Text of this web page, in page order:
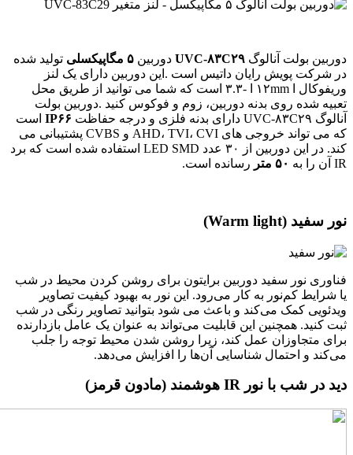
دوربین بولت آنالوگ UVC-۸۳C۲۹ دوربین ۵ مگاپیکسلی
تولید شده
در شرکت پویش رایان داتیس است .این دوربین دارای یک لنز
وریفوکال ا ۱۲mm ا -۳.۳ است که شما می توانید از طریق محل
تعبیه شده روی بدنه دوربین، زوم و فوکوس کنید .دوربین بولت
آنالوگ UVC-۸۳C۲۹ دارای بدنه فلزی و درجه حفاظت
IP۶۶ است
که می تواند خروجی های AHD، TVI، CVI و CVBS پشتیبانی می
کند. در این دوربین از ۳۰ عدد LED SMD استفاده شده است که برد
IR آن را به
۵۰ متر رسانده است.
نور سفید (Warm light)
فناوری نور سفید دوربین برایتون برای روشن کردن محیط در شب
یا شرایط کم‌نور به کار می‌رود. این نور به بهبود کیفیت تصاویر
ویدئویی کمک می‌کند و باعث می شود بتوانید تصاویر رنگی در شب
ثبت کنید. همچنین این قابلیت می‌تواند به عنوان یک عامل بازدارنده
برای متجاوزان عمل کند، زیرا روشن شدن محیط توجه را جلب
می‌کند و احتمال شناسایی آن‌ها را افزایش می‌دهد.
دید در شب با نور IR هوشمند (مادون قرمز)